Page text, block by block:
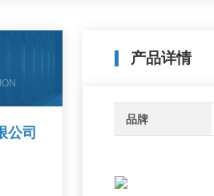
产品详情
品牌
公司